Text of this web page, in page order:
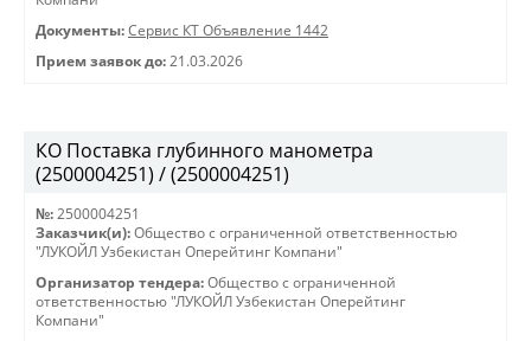
Документы: Сервис КТ Объявление 1442
Прием заявок до: 21.03.2026
КО Поставка глубинного манометра
(2500004251) / (2500004251)
№: 2500004251
Заказчик(и): Общество с ограниченной ответственностью
"ЛУКОЙЛ Узбекистан Оперейтинг Компани"
Организатор тендера: Общество с ограниченной
ответственностью "ЛУКОЙЛ Узбекистан Оперейтинг
Компани"